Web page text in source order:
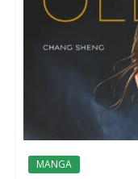
MANGA